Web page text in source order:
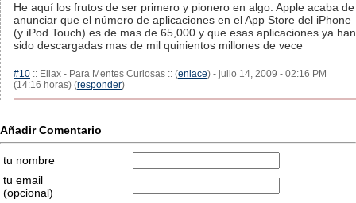
He aquí los frutos de ser primero y pionero en algo: Apple acaba de
anunciar que el número de aplicaciones en el App Store del iPhone
(y iPod Touch) es de mas de 65,000 y que esas aplicaciones ya han
sido descargadas mas de mil quinientos millones de vece
#10 :: Eliax - Para Mentes Curiosas :: (enlace) - julio 14, 2009 - 02:16 PM
(14:16 horas) (responder)
Añadir Comentario
tu nombre
tu email
(opcional)